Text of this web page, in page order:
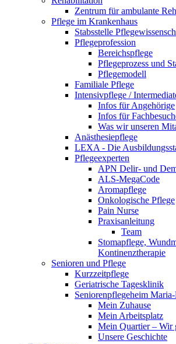
Zentrum für ambulante
Pflege im Krankenhaus
Stabsstelle
Pflegeprofession
Bereichspflege
Pflegeprozess und
Pflegemodell
Familiale Pflege
Intensivpflege /
Infos für Angehörige
Infos für
Was wir unseren
Anästhesiepflege
LEXA - Die
Pflegeexperten
APN Delir- und
ALS-MegaCode
Aromapflege
Onkologische Pflege
Pain Nurse
Praxisanleitung
Team
Stomapflege,
Kontinenztherapie
Senioren und Pflege
Kurzzeitpflege
Geriatrische Tagesklinik
Seniorenpflegeheim
Mein Zuhause
Mein Arbeitsplatz
Mein Quartier – Wir
Unsere Geschichte